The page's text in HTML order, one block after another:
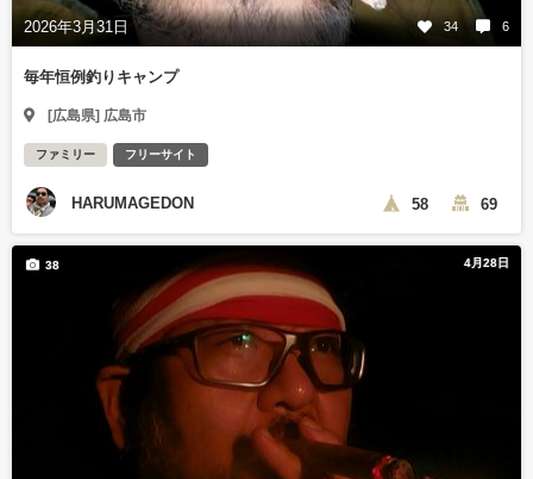
2026年3月31日 34 6
毎年恒例釣りキャンプ
[広島県] 広島市
ファミリー フリーサイト
HARUMAGEDON 58 69
4月28日
38